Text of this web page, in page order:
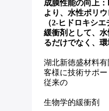
成膜性能の向上
より、水性ポリ
（2-ヒドロキシ
緩衝剤として、
るだけでなく、
湖北新徳盛材料
客様に技術サポ
従来の
生物学的緩衝剤